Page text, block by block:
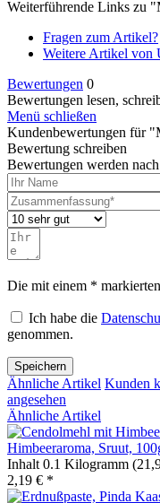
Weiterführende Links zu
Fragen zum Artikel?
Weitere Artikel von
Bewertungen 0
Bewertungen lesen,
Menü schließen
Kundenbewertungen für
Bewertung schreiben
Bewertungen werden
Die mit einem *
Ich habe die
genommen.
Speichern
Ähnliche Artikel Kunden
angesehen
Ähnliche Artikel
Himbeeraroma, Sruut,
Inhalt 0.1 Kilogramm
2,19 € *